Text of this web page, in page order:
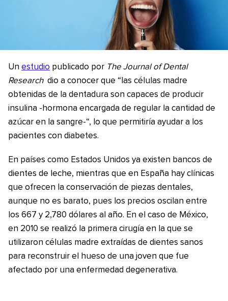
Un estudio publicado por The Journal of Dental
Research dio a conocer que “las células madre
obtenidas de la dentadura son capaces de producir
insulina -hormona encargada de regular la cantidad de
azúcar en la sangre-“, lo que permitiría ayudar a los
pacientes con diabetes.
En países como Estados Unidos ya existen bancos de
dientes de leche, mientras que en España hay clínicas
que ofrecen la conservación de piezas dentales,
aunque no es barato, pues los precios oscilan entre
los 667 y 2,780 dólares al año. En el caso de México,
en 2010 se realizó la primera cirugía en la que se
utilizaron células madre extraídas de dientes sanos
para reconstruir el hueso de una joven que fue
afectado por una enfermedad degenerativa.